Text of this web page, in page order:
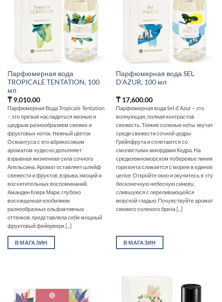
Парфюмерная вода
TROPICALE TENTATION, 100
мл
₸9,010.00
Парфюмерная Вода Tropicale Tentation
– это призыв насладиться жизнью и
щедрым разнообразием свежих и
фруктовых ноток. Нежный цветок
Османтуса с его абрикосовым
ароматом чудесно дополняет
взрывная жизненная сила сочного
Апельсина. Аромат оставляет шлейф
свежести и фруктов, взрыва эмоций и
восхитительных воспоминаний.
Амандин Клерк Мари, глубоко
восхищенная изобилием
разнообразных ольфактивных
оттенков, представляла себе мощный
фруктовый фейерверк [...]
В МАГАЗИН
Парфюмерная вода SEL
D’AZUR, 100 мл
₸17,600.00
Парфюмерная вода Sel d`Azur – это
волнующая, полная контрастов
свежесть. Тонкие соленые ноты звучат
среди свежести сочной цедры
Грейпфрута и сплетаются со
смолистыми аккордами Кедра. На
средиземноморском побережье линия
горизонта сливается с морем в единое
целое. Откройте окно и окунитесь в эту
бесконечную небесную синеву,
слившуюся с переливающейся
морской гладью. Почувствуйте аромат
свежего соленого бриза [...]
В МАГАЗИН